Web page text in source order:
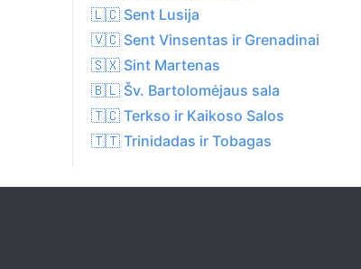
🇱🇨 Sent Lusija
🇻🇨 Sent Vinsentas ir Grenadinai
🇸🇽 Sint Martenas
🇧🇱 Šv. Bartolomėjaus sala
🇹🇨 Terkso ir Kaikoso Salos
🇹🇹 Trinidadas ir Tobagas